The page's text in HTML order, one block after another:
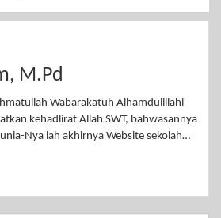
M.Pd
Wabarakatuh Alhamdulillahi
kehadlirat Allah SWT, bahwasannya
Nya lah akhirnya Website sekolah…